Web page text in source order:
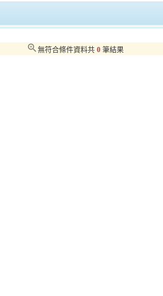
zoom_in 無符合條件資料共 0筆結果